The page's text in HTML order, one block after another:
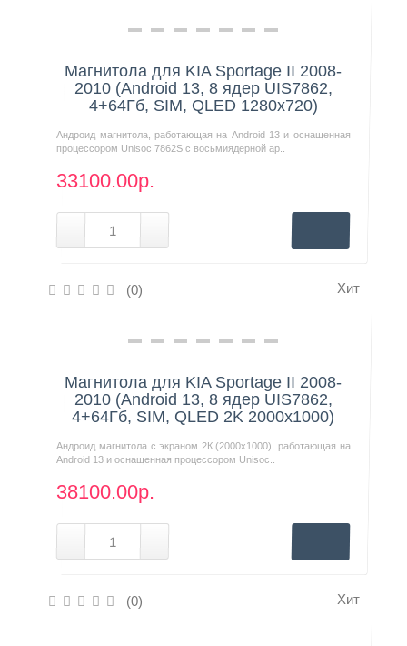
Нашли дешевле?
Магнитола для KIA Sportage II 2008-
2010 (Android 13, 8 ядер UIS7862,
4+64Гб, SIM, QLED 1280x720)
Андроид магнитола, работающая на Android 13 и оснащенная
процессором Unisoc 7862S с восьмиядерной ар..
33100.00р.
(0) Хит
Нашли дешевле?
Магнитола для KIA Sportage II 2008-
2010 (Android 13, 8 ядер UIS7862,
4+64Гб, SIM, QLED 2K 2000x1000)
Андроид магнитола с экраном 2К (2000х1000), работающая на
Android 13 и оснащенная процессором Unisoc..
38100.00р.
(0) Хит